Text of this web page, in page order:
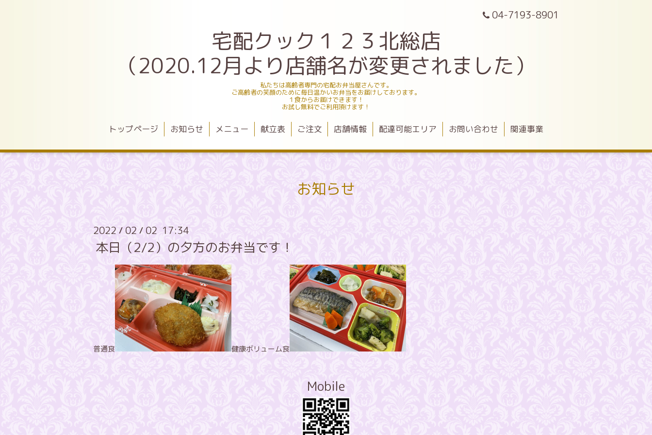
04-7193-8901
宅配クック１２３北総店
（2020.12月より店舗名が変更されました）
私たちは高齢者専門の宅配お弁当屋さんです。
ご高齢者の笑顔のために毎日温かいお弁当をお届けしております。
１食からお届けできます！
お試し無料でご利用頂けます！
トップページ お知らせ メニュー 献立表 ご注文 店舗情報 配達可能エリア お問い合わせ 関連事業
お知らせ
2022 / 02 / 02 17:34
本日（2/2）の夕方のお弁当です！
普通食 健康ボリューム食
Mobile